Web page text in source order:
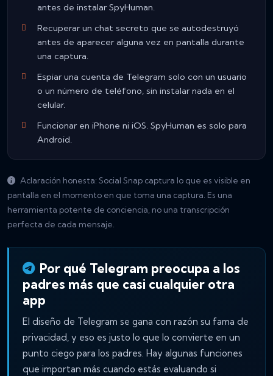
antes de instalar SpyHuman.
Recuperar un chat secreto que se autodestruyó
antes de aparecer alguna vez en pantalla durante
una captura.
Espiar una cuenta de Telegram solo con un usuario
o un número de teléfono, sin instalar nada en el
celular.
Funcionar en iPhone ni iOS. SpyHuman es solo para
Android.
Aclaración honesta: Social Snap captura lo que es visible en
pantalla en el momento en que toma una captura. Es una
herramienta potente de conciencia, no una transcripción
perfecta de cada mensaje.
Por qué Telegram preocupa a los
padres más que casi cualquier otra
app
El diseño de Telegram se gana con razón su fama de
privacidad, y eso es justo lo que lo convierte en un
punto ciego para los padres. Hay algunas funciones
que importan más cuando estás evaluando si